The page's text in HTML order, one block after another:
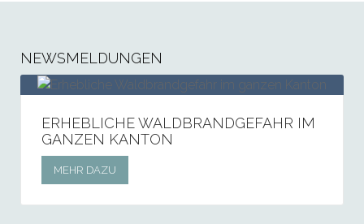
NEWSMELDUNGEN
ERHEBLICHE WALDBRANDGEFAHR IM
GANZEN KANTON
MEHR DAZU